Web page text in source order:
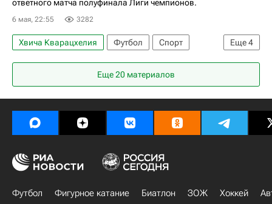
ответного матча полуфинала Лиги чемпионов.
6 мая, 22:55 3282
Еще4
Хвича Кварацхелия Футбол
Спорт
Усман Дембеле
Пари Сен-Жермен (ПСЖ)
Лига чемпионов УЕФА 2026-2027
Еще 20 материалов
Футбол Фигурное катание Биатлон ЗОЖ Хоккей